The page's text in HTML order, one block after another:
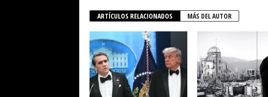
ARTÍCULOS RELACIONADOS MÁS DEL AUTOR